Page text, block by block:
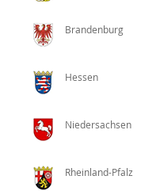
Brandenburg
Hessen
Niedersachsen
Rheinland-Pfalz